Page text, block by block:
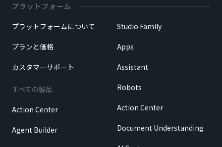
プラットフォーム
プラットフォームについて
プランと価格
カスタマーサポート
すべての製品
Action Center
Agent Builder
Studio Family
Apps
Assistant
Robots
Action Center
Document Understanding